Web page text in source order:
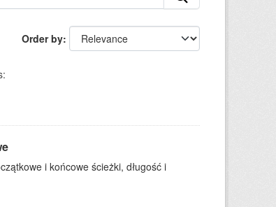
Order by
i końcowe ścieżki, długość i